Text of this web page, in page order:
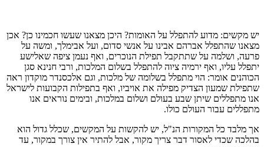
יש מקשים: מדוע להתפלל על האומות? היכן מצאנו שעשו חכמינו כן? אכן
מצאנו שהתפלל אברהם אבינו על אנשי סדום, ועל אבימלך, ומשה על
פרעה, ושלמה על שתתקבל תפילת הנוכרים, ואף נעמן ציפה שאלישע
יתפלל עליו, ואף ירמיה ציוה להתפלל בשלום המלכות, ורבי חנינא סגן
הכוהנים אומר: הוי מתפלל בשלומה של מלכות, וגם אלכסנדר מוקדון ראה
שתפילת שמעון הצדיק מפילה את אויביו, ואף בתפילות הקבועות לישראל
אנו מתפללים שיתן שבע בעולם ושלום במלכות, ובימים נוראים אנו
מתפללים עבור העולם כולו.
אך מלבד כל המקורות הנ"ל, יש להקשות על המקשים, שכלל גדול הוא
בהלכה שכדי לאסור דבר צריך מקור, אבל להתיר אין צורך במקור, עד